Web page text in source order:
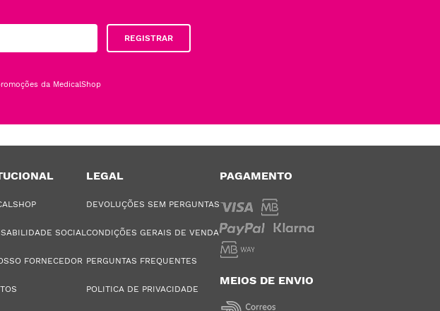
REGISTRAR
da MedicalShop
SOCIAL
FORNECEDOR
LEGAL
DEVOLUÇÕES SEM PERGUNTAS
CONDIÇÕES GERAIS DE VENDA
PERGUNTAS FREQUENTES
POLITICA DE PRIVACIDADE
PAGAMENTO
MEIOS DE ENVIO